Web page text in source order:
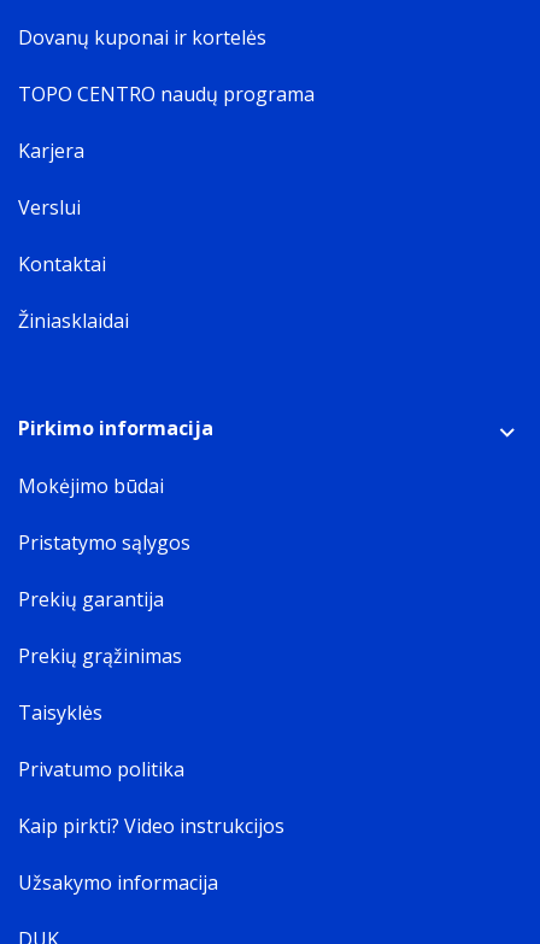
Dovanų kuponai ir kortelės
TOPO CENTRO naudų programa
Karjera
Verslui
Kontaktai
Žiniasklaidai
Pirkimo informacija
Mokėjimo būdai
Pristatymo sąlygos
Prekių garantija
Prekių grąžinimas
Taisyklės
Privatumo politika
Kaip pirkti? Video instrukcijos
Užsakymo informacija